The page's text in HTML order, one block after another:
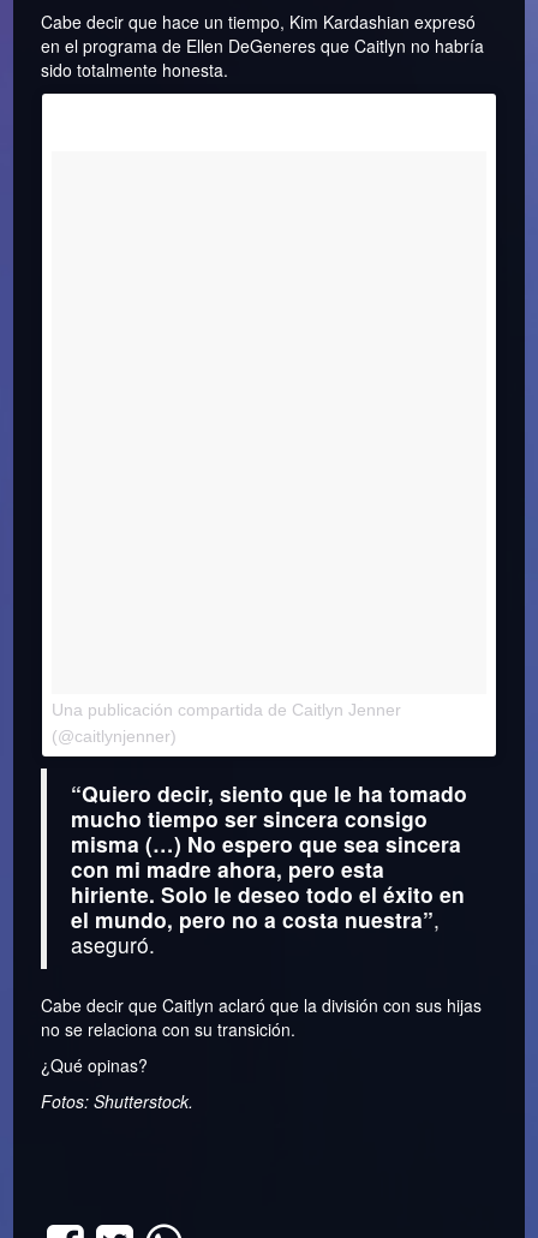
Cabe decir que hace un tiempo, Kim Kardashian expresó
en el programa de Ellen DeGeneres que Caitlyn no habría
sido totalmente honesta.
Una publicación compartida de Caitlyn Jenner
(@caitlynjenner)
“Quiero decir, siento que le ha tomado
mucho tiempo ser sincera consigo
misma (…) No espero que sea sincera
con mi madre ahora, pero esta
hiriente. Solo le deseo todo el éxito en
el mundo, pero no a costa nuestra”,
aseguró.
Cabe decir que Caitlyn aclaró que la división con sus hijas
no se relaciona con su transición.
¿Qué opinas?
Fotos: Shutterstock.